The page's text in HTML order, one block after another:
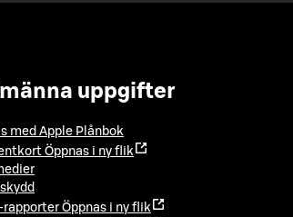
uppgifter
med Apple Plånbok
Öppnas i ny flik
rapporter Öppnas i ny flik